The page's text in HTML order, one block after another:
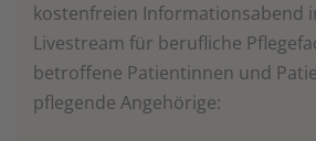
kostenfreien Informationsabend
Livestream für berufliche
betroffene Patientinnen und
pflegende Angehörige: